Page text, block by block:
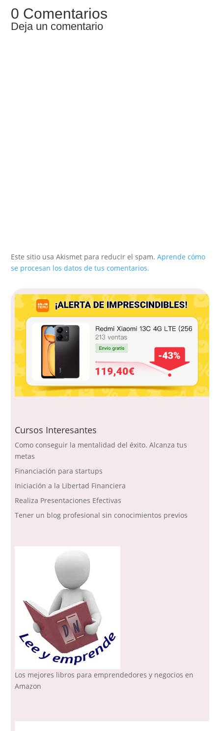
0 Comentarios
Deja un comentario
Este sitio usa Akismet para reducir el spam.Aprende cómo
se procesan los datos de tus comentarios.
Cursos Interesantes
Como conseguir la mentalidad del éxito. Alcanza tus
metas
Financiación para startups
Iniciación a la Libertad Financiera
Realiza Presentaciones Efectivas
Tener un blog profesional sin conocimientos previos
Los mejores libros para emprendedores y negocios en
Amazon